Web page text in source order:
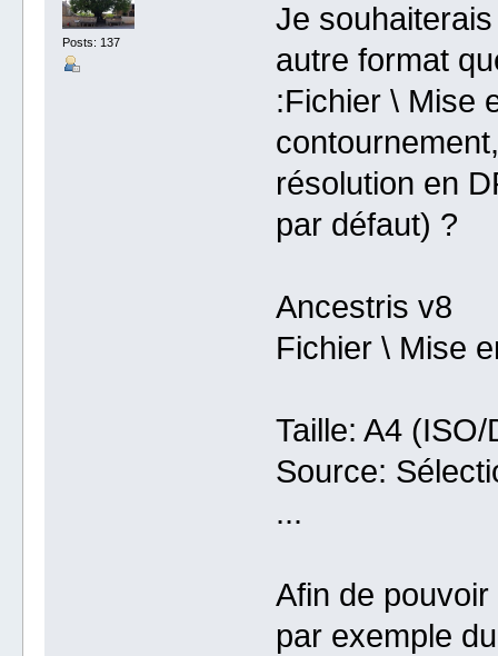
Posts: 137
Je
autre format
:Fichier \ Mise
résolution en
par défaut) ?
Ancestris v8
Fichier \ Mise
Taille: A4
Source:
...
Afin de
par exemple